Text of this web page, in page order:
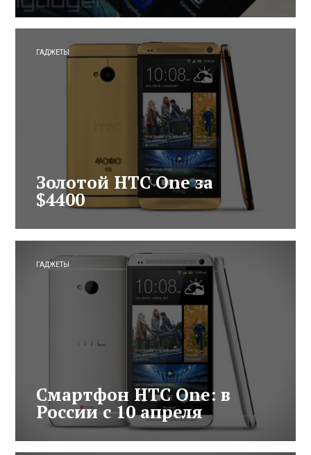
ГАДЖЕТЫ
Золотой HTC One за
$4400
ГАДЖЕТЫ
Смартфон HTC One: в
России с 10 апреля